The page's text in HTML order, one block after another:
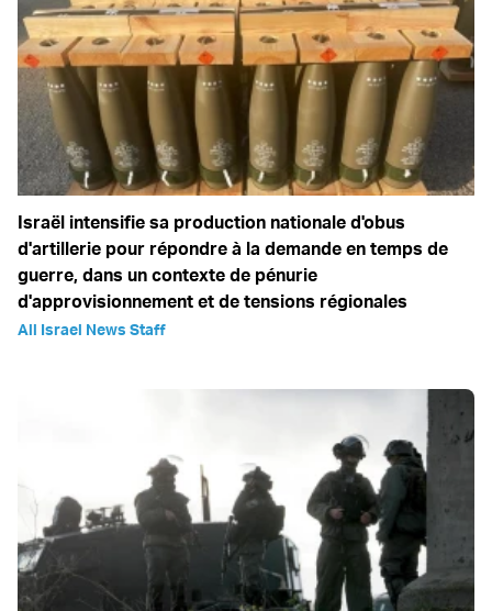
Israël intensifie sa production nationale d'obus
d'artillerie pour répondre à la demande en temps de
guerre, dans un contexte de pénurie
d'approvisionnement et de tensions régionales
All Israel News Staff